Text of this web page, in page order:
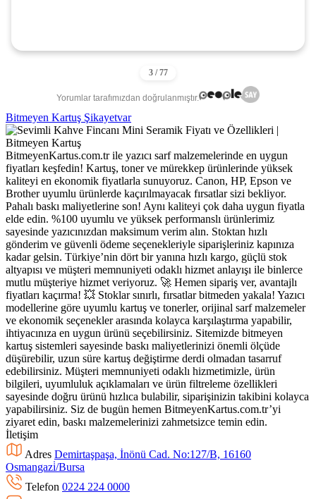
Yorumlar tarafımızdan doğrulanmıştır.
Bitmeyen Kartuş Şikayetvar
BitmeyenKartus.com.tr ile yazıcı sarf malzemelerinde en uygun
fiyatları keşfedin! Kartuş, toner ve mürekkep ürünlerinde yüksek
kaliteyi en ekonomik fiyatlarla sunuyoruz. Canon, HP, Epson ve
Brother uyumlu ürünlerde kaçırılmayacak fırsatlar sizi bekliyor.
Pahalı baskı maliyetlerine son! Aynı kaliteyi çok daha uygun fiyatla
elde edin. %100 uyumlu ve yüksek performanslı ürünlerimiz
sayesinde yazıcınızdan maksimum verim alın. Stoktan hızlı
gönderim ve güvenli ödeme seçenekleriyle siparişleriniz kapınıza
kadar gelsin. Türkiye’nin dört bir yanına hızlı kargo, güçlü stok
altyapısı ve müşteri memnuniyeti odaklı hizmet anlayışı ile binlerce
mutlu müşteriye hizmet veriyoruz. 🚀 Hemen sipariş ver, avantajlı
fiyatları kaçırma! 💥 Stoklar sınırlı, fırsatlar bitmeden yakala! Yazıcı
modellerine göre uyumlu kartuş ve tonerler, orijinal sarf malzemeler
ve ekonomik seçenekler arasında kolayca karşılaştırma yapabilir,
ihtiyacınıza en uygun ürünü seçebilirsiniz. Sitemizde bitmeyen
kartuş sistemleri sayesinde baskı maliyetlerinizi önemli ölçüde
düşürebilir, uzun süre kartuş değiştirme derdi olmadan tasarruf
edebilirsiniz. Müşteri memnuniyeti odaklı hizmetimizle, ürün
bilgileri, uyumluluk açıklamaları ve ürün filtreleme özellikleri
sayesinde doğru ürünü hızlıca bulabilir, siparişinizin takibini kolayca
yapabilirsiniz. Siz de bugün hemen BitmeyenKartus.com.tr’yi
ziyaret edin, baskı malzemelerinizi zahmetsizce temin edin.
İletişim
Adres Demirtaşpaşa, İnönü Cad. No:127/B, 16160
Osmangazi̇/Bursa
Telefon 0224 224 0000